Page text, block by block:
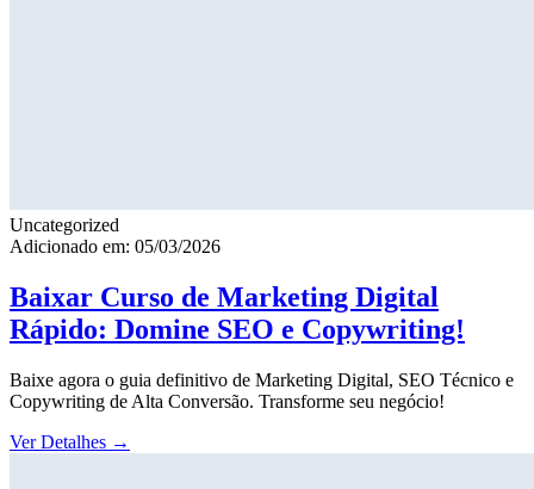
Uncategorized
Adicionado em: 05/03/2026
Baixar Curso de Marketing Digital
Rápido: Domine SEO e Copywriting!
Baixe agora o guia definitivo de Marketing Digital, SEO Técnico e
Copywriting de Alta Conversão. Transforme seu negócio!
Ver Detalhes →